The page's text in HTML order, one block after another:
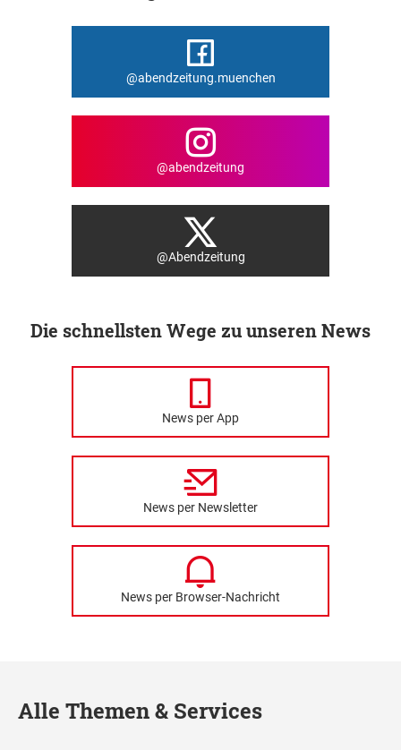
@abendzeitung.muenchen
@abendzeitung
@Abendzeitung
Die schnellsten Wege zu unseren News
News per App
News per Newsletter
News per Browser-Nachricht
Alle Themen & Services